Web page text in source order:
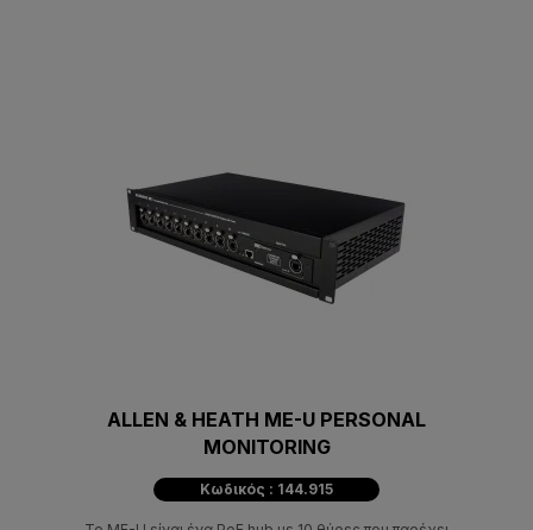
ALLEN & HEATH ME-U PERSONAL
MONITORING
Κωδικός : 144.915